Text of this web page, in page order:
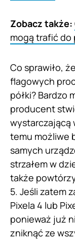
Zobacz także:
mogą trafić do
Co sprawiło,
flagowych
półki? Bardzo
producent
wystarczającą
temu możliwe
samych
strzałem w
także
5. Jeśli zatem
Pixela 4 lub
ponieważ już
zniknąć ze